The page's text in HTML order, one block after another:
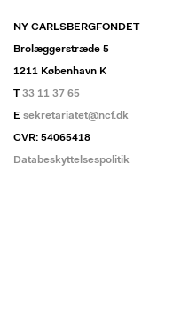
NY CARLSBERGFONDET
Brolæggerstræde 5
1211 København K
T33 11 37 65
E sekretariatet@ncf.dk
CVR: 54065418
Databeskyttelsespolitik